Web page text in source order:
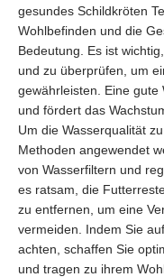
gesundes Schildkröten
Wohlbefinden und die
Bedeutung. Es ist
und zu überprüfen, um
gewährleisten. Eine gute
und fördert das
Um die Wasserqualität
Methoden angewendet
von Wasserfiltern und
es ratsam, die
zu entfernen, um eine
vermeiden. Indem Sie
achten, schaffen Sie
und tragen zu ihrem